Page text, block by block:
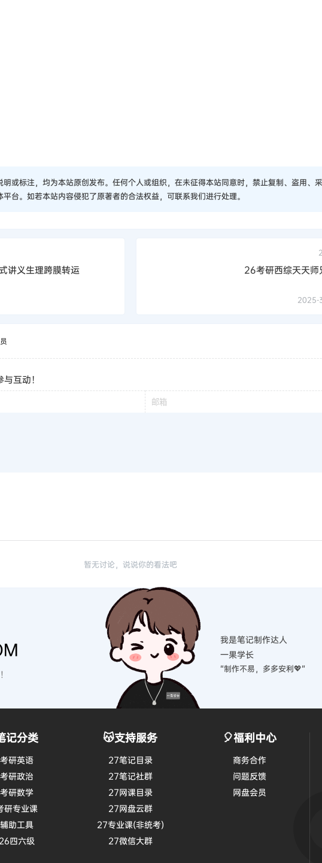
或标注，均为本站原创发布。任何个人或组织，在未征得本站同意时，禁止复制、盗用、
台。如若本站内容侵犯了原著者的合法权益，可联系我们进行处理。
讲义生理跨膜转运 26考研西综天天师
2025-
互动！
暂无讨论，说说你的看法吧
我是笔记制作达人
一果学长
“制作不易，多多安利💖”
记分类
研英语
研政治
研数学
研专业课
助工具
四六级
😽支持服务
27笔记目录
27笔记社群
27网课目录
27网盘云群
27专业课(非统考)
27微信大群
🎈福利中心
商务合作
问题反馈
网盘会员